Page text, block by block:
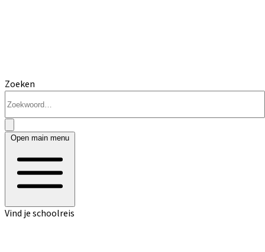
Zoeken
Open main menu
Vind je schoolreis